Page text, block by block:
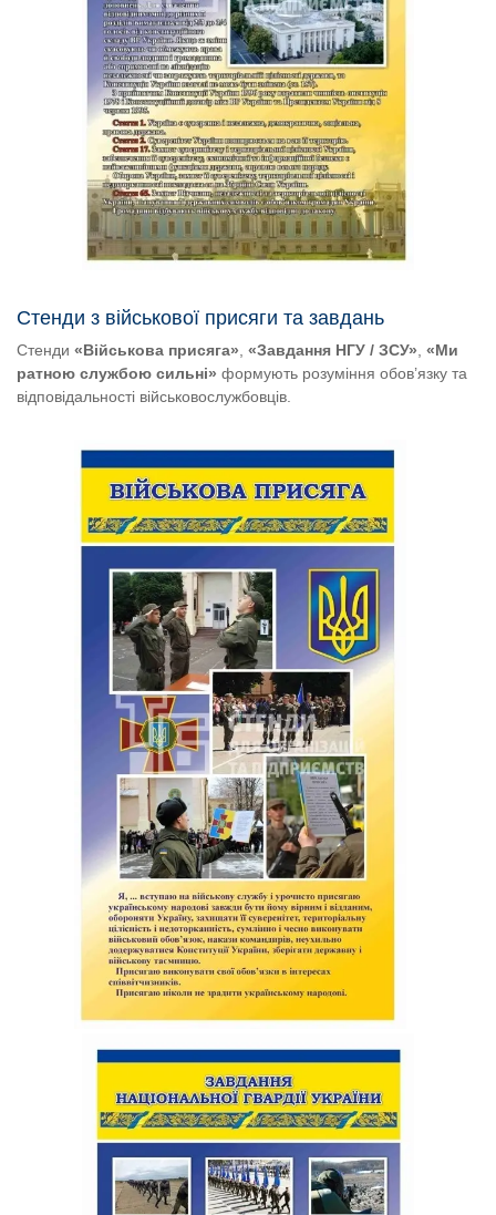
Стенди з військової присяги та завдань
Стенди «Військова присяга», «Завдання НГУ / ЗСУ», «Ми
ратною службою сильні» формують розуміння обов’язку та
відповідальності військовослужбовців.